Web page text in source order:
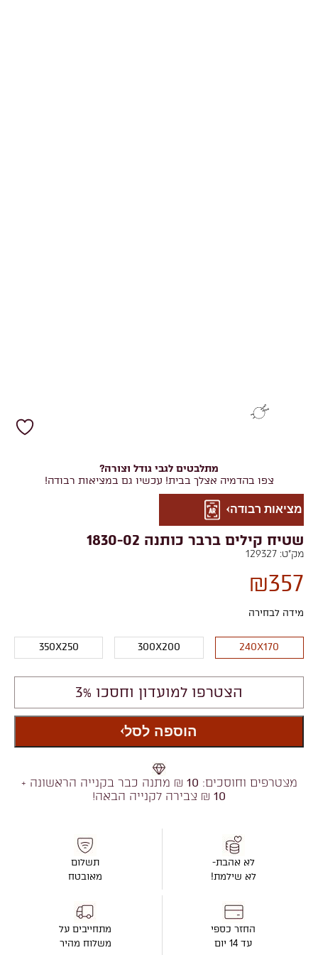
שטיח קילים ברבר כותנה 1830-02
מק"ט: 129327
₪357
מידה לבחירה
240X170
300X200
350X250
הצטרפו למועדון וחסכו 3%
הוספה לסל
מצטרפים וחוסכים: 10 ₪ מתנה כבר בקנייה הראשונה +
10 ₪ צבירה לקנייה הבאה!
לא אהבת-
לא שילמת!
החזר כספי
עד 14 יום
תשלום
מאובטח
מתחייבים על
משלוח מהיר
מתלבטים לגבי גודל וצורה?
צפו בהדמיה אצלך בבית! עכשיו גם במציאות רבודה!
מציאות רבודה